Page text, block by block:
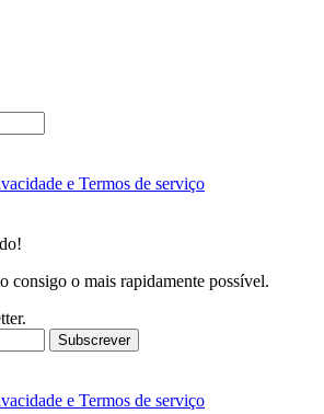
e Termos de serviço
consigo o mais rapidamente possível.
Subscrever
e Termos de serviço